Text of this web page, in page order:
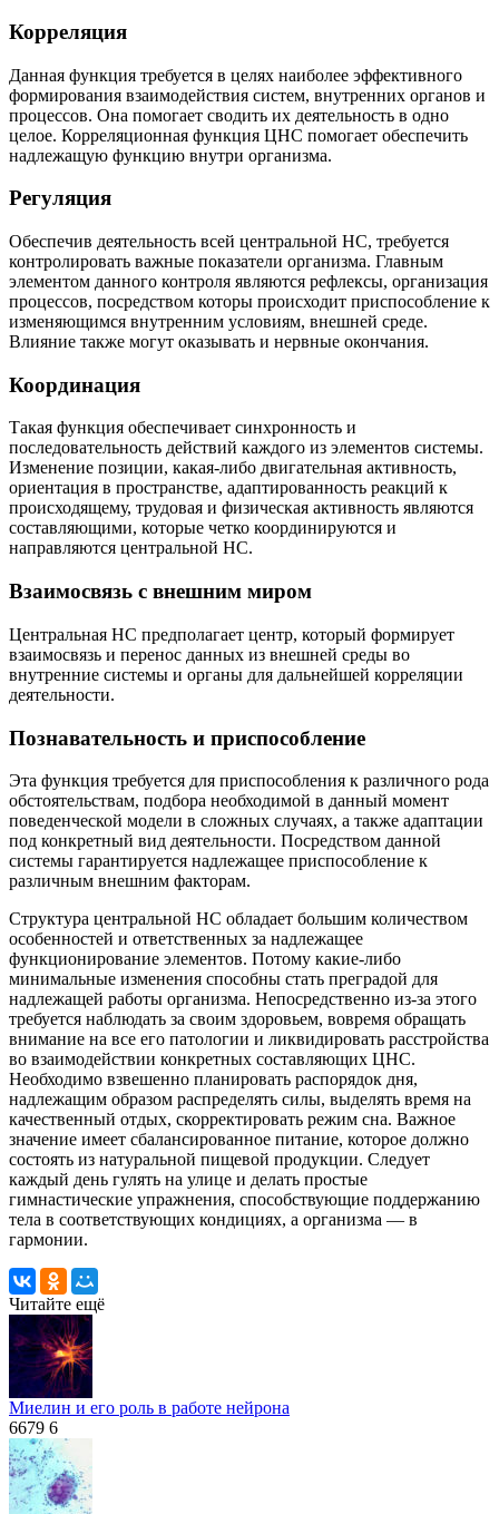
Корреляция
Данная функция требуется в целях наиболее эффективного
формирования взаимодействия систем, внутренних органов и
процессов. Она помогает сводить их деятельность в одно
целое. Корреляционная функция ЦНС помогает обеспечить
надлежащую функцию внутри организма.
Регуляция
Обеспечив деятельность всей центральной НС, требуется
контролировать важные показатели организма. Главным
элементом данного контроля являются рефлексы, организация
процессов, посредством которы происходит приспособление к
изменяющимся внутренним условиям, внешней среде.
Влияние также могут оказывать и нервные окончания.
Координация
Такая функция обеспечивает синхронность и
последовательность действий каждого из элементов системы.
Изменение позиции, какая-либо двигательная активность,
ориентация в пространстве, адаптированность реакций к
происходящему, трудовая и физическая активность являются
составляющими, которые четко координируются и
направляются центральной НС.
Взаимосвязь с внешним миром
Центральная НС предполагает центр, который формирует
взаимосвязь и перенос данных из внешней среды во
внутренние системы и органы для дальнейшей корреляции
деятельности.
Познавательность и приспособление
Эта функция требуется для приспособления к различного рода
обстоятельствам, подбора необходимой в данный момент
поведенческой модели в сложных случаях, а также адаптации
под конкретный вид деятельности. Посредством данной
системы гарантируется надлежащее приспособление к
различным внешним факторам.
Структура центральной НС обладает большим количеством
особенностей и ответственных за надлежащее
функционирование элементов. Потому какие-либо
минимальные изменения способны стать преградой для
надлежащей работы организма. Непосредственно из-за этого
требуется наблюдать за своим здоровьем, вовремя обращать
внимание на все его патологии и ликвидировать расстройства
во взаимодействии конкретных составляющих ЦНС.
Необходимо взвешенно планировать распорядок дня,
надлежащим образом распределять силы, выделять время на
качественный отдых, скорректировать режим сна. Важное
значение имеет сбалансированное питание, которое должно
состоять из натуральной пищевой продукции. Следует
каждый день гулять на улице и делать простые
гимнастические упражнения, способствующие поддержанию
тела в соответствующих кондициях, а организма — в
гармонии.
Читайте ещё
Миелин и его роль в работе нейрона
6679 6